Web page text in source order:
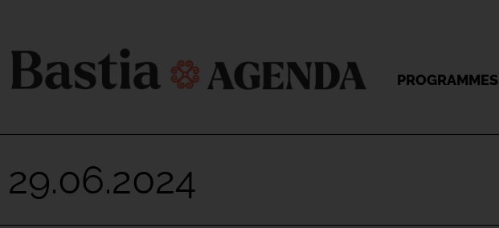
PROGRAMMES
29.06.2024